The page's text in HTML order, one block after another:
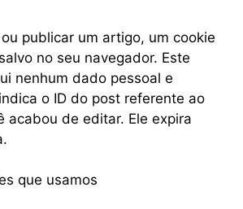
publicar um artigo, um cookie
no seu navegador. Este
nenhum dado pessoal e
o ID do post referente ao
acabou de editar. Ele expira
que usamos